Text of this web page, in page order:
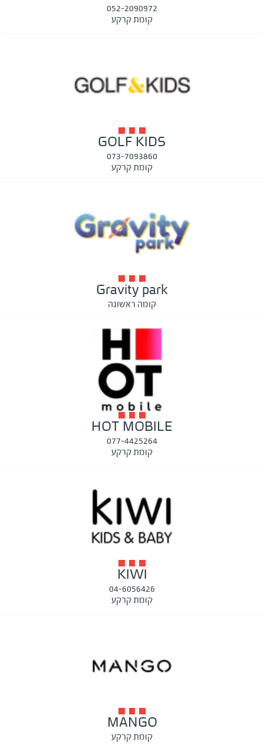
052-2090972
קומת קרקע
GOLF KIDS
073-7093860
קומת קרקע
Gravity park
קומה ראשונה
HOT MOBILE
077-4425264
קומת קרקע
KIWI
04-6056426
קומת קרקע
MANGO
קומת קרקע